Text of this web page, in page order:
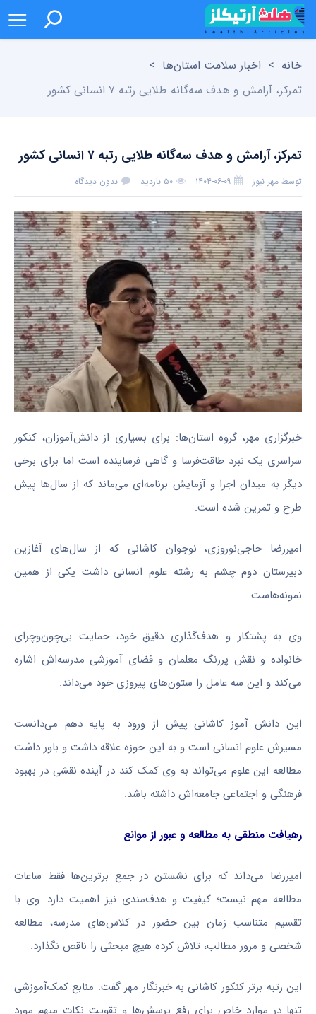
خانه > اخبار سلامت استان‌ها >
تمرکز، آرامش و هدف سه‌گانه طلایی رتبه ۷ انسانی کشور
تمرکز، آرامش و هدف سه‌گانه طلایی رتبه ۷ انسانی کشور
توسط مهر نیوز ۱۴۰۴-۰۶-۰۹ ۵۰ بازدید بدون دیدگاه
خبرگزاری مهر، گروه استان‌ها: برای بسیاری از دانش‌آموزان، کنکور
سراسری یک نبرد طاقت‌فرسا و گاهی فرساینده است اما برای برخی
دیگر به میدان اجرا و آزمایش برنامه‌ای می‌ماند که از سال‌ها پیش
طرح و تمرین شده است.
امیررضا حاجی‌نوروزی، نوجوان کاشانی که از سال‌های آغازین
دبیرستان دوم چشم به رشته علوم انسانی داشت یکی از همین
نمونه‌هاست.
وی به پشتکار و هدف‌گذاری دقیق خود، حمایت بی‌چون‌وچرای
خانواده و نقش پررنگ معلمان و فضای آموزشی مدرسه‌اش اشاره
می‌کند و این سه عامل را ستون‌های پیروزی خود می‌داند.
این دانش آموز کاشانی پیش از ورود به پایه دهم می‌دانست
مسیرش علوم انسانی است و به این حوزه علاقه داشت و باور داشت
مطالعه این علوم می‌تواند به وی کمک کند در آینده نقشی در بهبود
فرهنگی و اجتماعی جامعه‌اش داشته باشد.
رهیافت منطقی به مطالعه و عبور از موانع
امیررضا می‌داند که برای نشستن در جمع برترین‌ها فقط ساعات
مطالعه مهم نیست؛ کیفیت و هدف‌مندی نیز اهمیت دارد. وی با
تقسیم متناسب زمان بین حضور در کلاس‌های مدرسه، مطالعه
شخصی و مرور مطالب، تلاش کرده هیچ مبحثی را ناقص نگذارد.
این رتبه برتر کنکور کاشانی به خبرنگار مهر گفت: منابع کمک‌آموزشی
تنها در موارد خاص برای رفع پرسش‌ها و تقویت نکات مبهم مورد